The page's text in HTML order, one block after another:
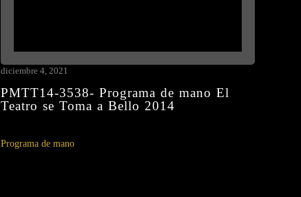
PMTT14-3538- Programa de mano El
Teatro se Toma a Bello 2014
diciembre 4, 2021
Programa de mano